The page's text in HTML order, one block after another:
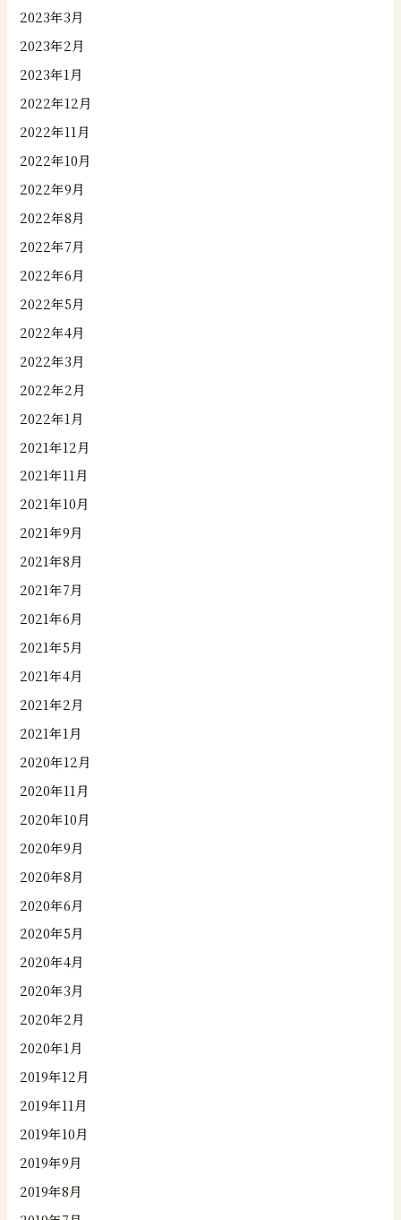
2023年3月
2023年2月
2023年1月
2022年12月
2022年11月
2022年10月
2022年9月
2022年8月
2022年7月
2022年6月
2022年5月
2022年4月
2022年3月
2022年2月
2022年1月
2021年12月
2021年11月
2021年10月
2021年9月
2021年8月
2021年7月
2021年6月
2021年5月
2021年4月
2021年2月
2021年1月
2020年12月
2020年11月
2020年10月
2020年9月
2020年8月
2020年6月
2020年5月
2020年4月
2020年3月
2020年2月
2020年1月
2019年12月
2019年11月
2019年10月
2019年9月
2019年8月